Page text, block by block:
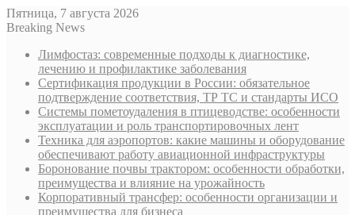
Пятница, 7 августа 2026
Breaking News
Лимфостаз: современные подходы к диагностике,
лечению и профилактике заболевания
Сертификация продукции в России: обязательное
подтверждение соответствия, ТР ТС и стандарты ИСО
Системы пометоудаления в птицеводстве: особенности
эксплуатации и роль транспортировочных лент
Техника для аэропортов: какие машины и оборудование
обеспечивают работу авиационной инфраструктуры
Боронование почвы трактором: особенности обработки,
преимущества и влияние на урожайность
Корпоративный трансфер: особенности организации и
преимущества для бизнеса